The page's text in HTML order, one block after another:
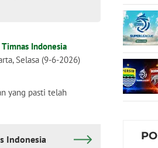
Timnas Indonesia
Selasa (9-6-2026)
yang pasti telah
Indonesia